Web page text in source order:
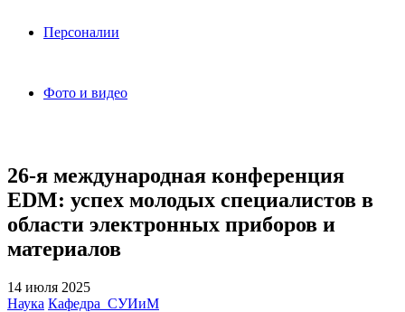
Персоналии
Фото и видео
26-я международная конференция
EDM: успех молодых специалистов в
области электронных приборов и
материалов
14 июля 2025
Наука Кафедра_СУИиМ